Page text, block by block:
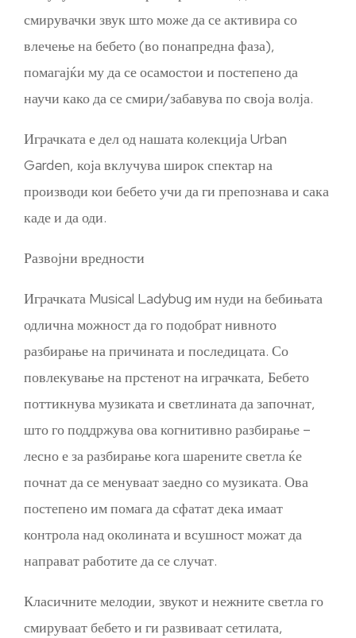
смирувачки звук што може да се активира со
влечење на бебето (во понапредна фаза),
помагајќи му да се осамостои и постепено да
научи како да се смири/забавува по своја волја.
Играчката е дел од нашата колекција Urban
Garden, која вклучува широк спектар на
производи кои бебето учи да ги препознава и сака
каде и да оди.
Развојни вредности
Играчката Musical Ladybug им нуди на бебињата
одлична можност да го подобрат нивното
разбирање на причината и последицата. Со
повлекување на прстенот на играчката, Бебето
поттикнува музиката и светлината да започнат,
што го поддржува ова когнитивно разбирање –
лесно е за разбирање кога шарените светла ќе
почнат да се менуваат заедно со музиката. Ова
постепено им помага да сфатат дека имаат
контрола над околината и всушност можат да
направат работите да се случат.
Класичните мелодии, звукот и нежните светла го
смируваат бебето и ги развиваат сетилата,